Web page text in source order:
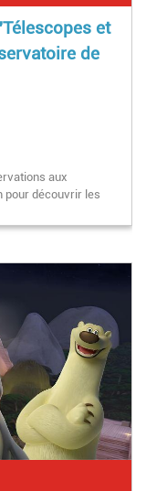
et
de
aux
pour découvrir les